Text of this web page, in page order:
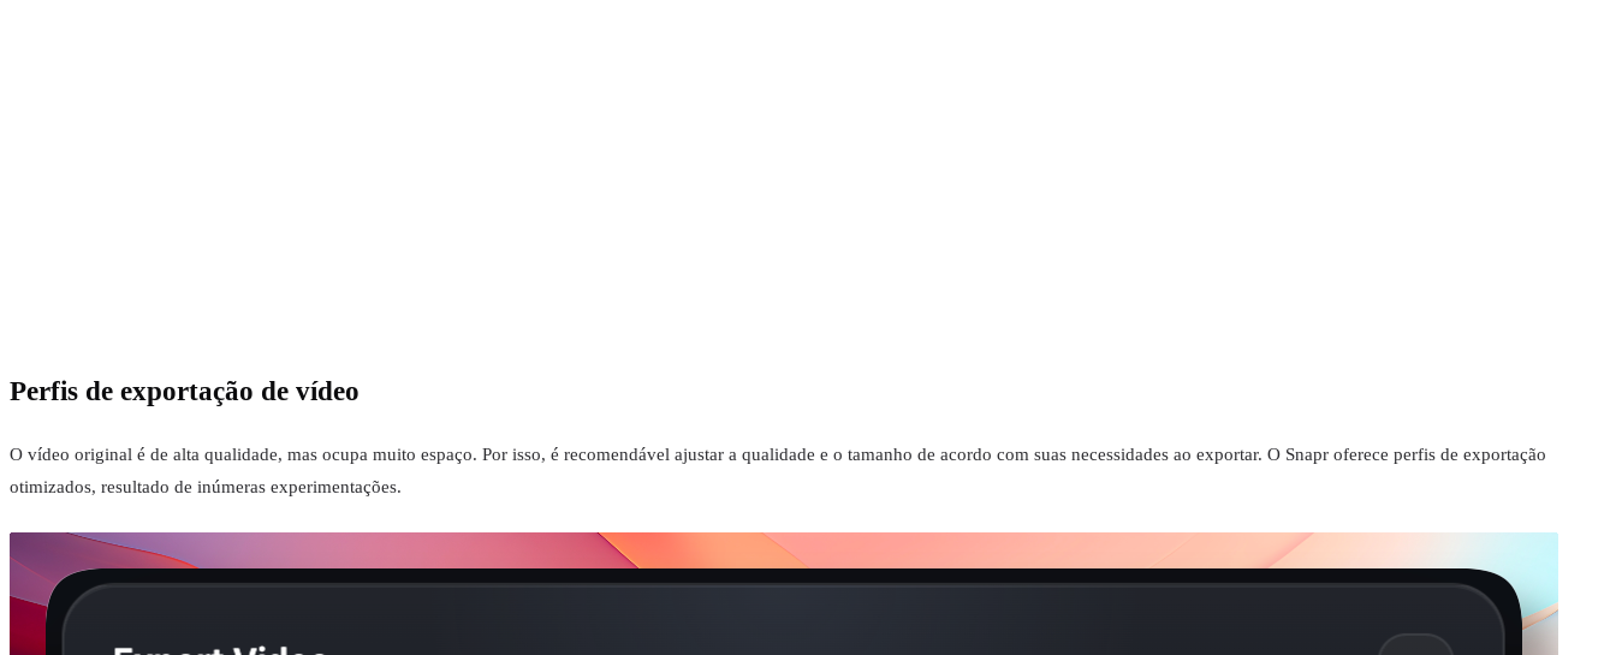
Perfis de exportação de vídeo
O vídeo original é de alta qualidade, mas ocupa muito espaço. Por isso, é recomendável ajustar a qualidade e o tamanho de acordo com suas necessidades ao exportar. O Snapr oferece perfis de exportação
otimizados, resultado de inúmeras experimentações.